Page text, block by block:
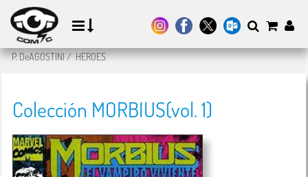
P. DeAGOSTINI/HEROES
Colección MORBIUS(vol. 1)